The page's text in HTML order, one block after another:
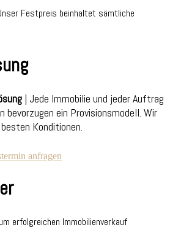
Festpreis beinhaltet sämtliche
| Jede Immobilie und jeder Auftrag
bevorzugen ein Provisionsmodell. Wir
Konditionen.
anfragen
erfolgreichen Immobilienverkauf